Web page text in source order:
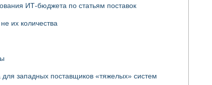
ИТ-бюджета по статьям поставок
их количества
западных поставщиков «тяжелых» систем